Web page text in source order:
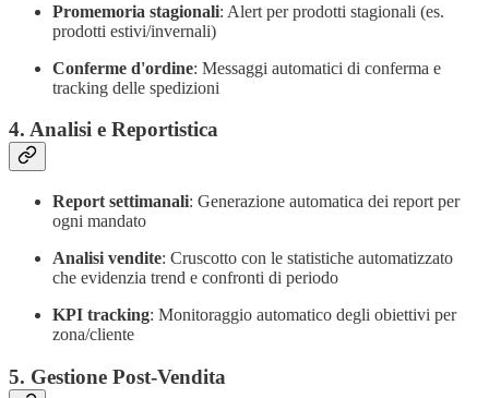
Promemoria stagionali: Alert per prodotti stagionali (es.
prodotti estivi/invernali)
Conferme d'ordine: Messaggi automatici di conferma e
tracking delle spedizioni
4. Analisi e Reportistica
Report settimanali: Generazione automatica dei report per
ogni mandato
Analisi vendite: Cruscotto con le statistiche automatizzato
che evidenzia trend e confronti di periodo
KPI tracking: Monitoraggio automatico degli obiettivi per
zona/cliente
5. Gestione Post-Vendita